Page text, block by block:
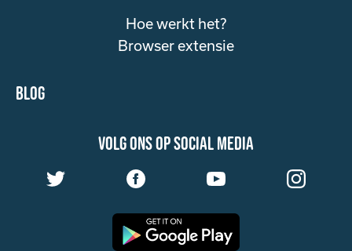
Hoe werkt het?
Browser extensie
Blog
volg ons op social media